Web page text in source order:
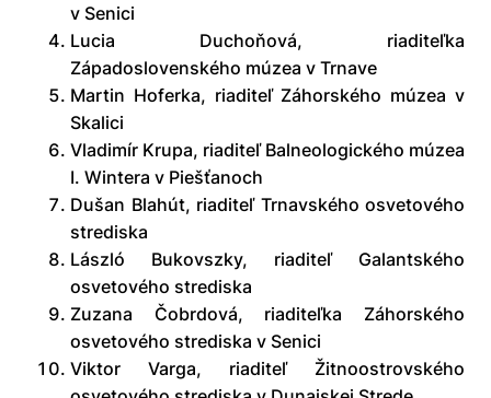
v Senici
Lucia Duchoňová, riaditeľka
Západoslovenského múzea v Trnave
Martin Hoferka, riaditeľ Záhorského múzea v
Skalici
Vladimír Krupa, riaditeľ Balneologického múzea
I. Wintera v Piešťanoch
Dušan Blahút, riaditeľ Trnavského osvetového
strediska
László Bukovszky, riaditeľ Galantského
osvetového strediska
Zuzana Čobrdová, riaditeľka Záhorského
osvetového strediska v Senici
Viktor Varga, riaditeľ Žitnoostrovského